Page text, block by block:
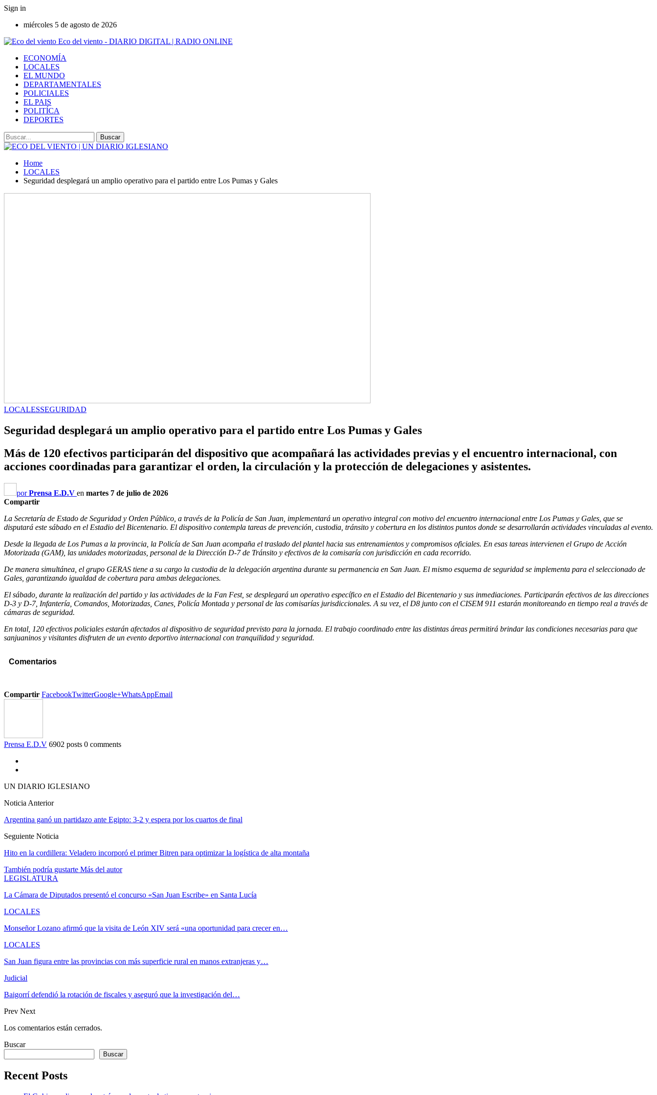
Sign in
miércoles 5 de agosto de 2026
Eco del viento - DIARIO DIGITAL | RADIO ONLINE
ECONOMÍA
LOCALES
EL MUNDO
DEPARTAMENTALES
POLICIALES
EL PAIS
POLITÍCA
DEPORTES
Home
LOCALES
Seguridad desplegará un amplio operativo para el partido entre Los Pumas y Gales
LOCALESSEGURIDAD
Seguridad desplegará un amplio operativo para el partido entre Los Pumas y Gales
Más de 120 efectivos participarán del dispositivo que acompañará las actividades previas y el encuentro internacional, con
acciones coordinadas para garantizar el orden, la circulación y la protección de delegaciones y asistentes.
porPrensa E.D.V en martes 7 de julio de 2026
Compartir
La Secretaría de Estado de Seguridad y Orden Público, a través de la Policía de San Juan, implementará un operativo integral con motivo del encuentro internacional entre Los Pumas y Gales, que se
disputará este sábado en el Estadio del Bicentenario. El dispositivo contempla tareas de prevención, custodia, tránsito y cobertura en los distintos puntos donde se desarrollarán actividades vinculadas al evento.
Desde la llegada de Los Pumas a la provincia, la Policía de San Juan acompaña el traslado del plantel hacia sus entrenamientos y compromisos oficiales. En esas tareas intervienen el Grupo de Acción
Motorizada (GAM), las unidades motorizadas, personal de la Dirección D-7 de Tránsito y efectivos de la comisaría con jurisdicción en cada recorrido.
De manera simultánea, el grupo GERAS tiene a su cargo la custodia de la delegación argentina durante su permanencia en San Juan. El mismo esquema de seguridad se implementa para el seleccionado de
Gales, garantizando igualdad de cobertura para ambas delegaciones.
El sábado, durante la realización del partido y las actividades de la Fan Fest, se desplegará un operativo específico en el Estadio del Bicentenario y sus inmediaciones. Participarán efectivos de las direcciones
D-3 y D-7, Infantería, Comandos, Motorizadas, Canes, Policía Montada y personal de las comisarías jurisdiccionales. A su vez, el D8 junto con el CISEM 911 estarán monitoreando en tiempo real a través de
cámaras de seguridad.
En total, 120 efectivos policiales estarán afectados al dispositivo de seguridad previsto para la jornada. El trabajo coordinado entre las distintas áreas permitirá brindar las condiciones necesarias para que
sanjuaninos y visitantes disfruten de un evento deportivo internacional con tranquilidad y seguridad.
Comentarios
Compartir FacebookTwitterGoogle+WhatsAppEmail
Prensa E.D.V 6902 posts 0 comments
UN DIARIO IGLESIANO
Noticia Anterior
Argentina ganó un partidazo ante Egipto: 3-2 y espera por los cuartos de final
Seguiente Noticia
Hito en la cordillera: Veladero incorporó el primer Bitren para optimizar la logística de alta montaña
También podría gustarte Más del autor
LEGISLATURA
La Cámara de Diputados presentó el concurso «San Juan Escribe» en Santa Lucía
LOCALES
Monseñor Lozano afirmó que la visita de León XIV será «una oportunidad para crecer en…
LOCALES
San Juan figura entre las provincias con más superficie rural en manos extranjeras y…
Judicial
Baigorrí defendió la rotación de fiscales y aseguró que la investigación del…
Prev Next
Los comentarios están cerrados.
Buscar
Buscar
Recent Posts